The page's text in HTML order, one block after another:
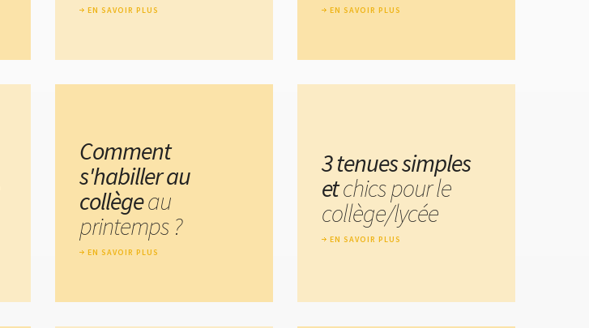
EN SAVOIR PLUS EN SAVOIR PLUS
Comment
s'habiller au
collègeau
printemps ?
EN SAVOIR PLUS
3 tenues simples
etchics pour le
collège/lycée
EN SAVOIR PLUS